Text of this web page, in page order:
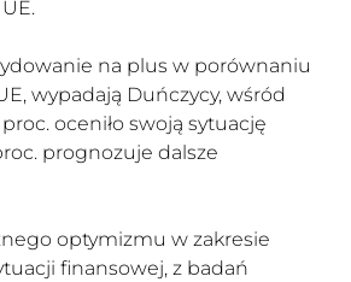
na plus w porównaniu
wypadają Duńczycy, wśród
oceniło swoją sytuację
prognozuje dalsze
optymizmu w zakresie
finansowej, z badań